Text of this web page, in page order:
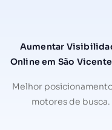
Aumentar
Online em São Vicente
Melhor
motores de busca.